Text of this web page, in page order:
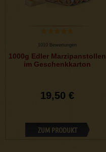
1010 Bewertungen
1000g Edler Marzipanstollen
im Geschenkkarton
19,50 €
ZUM PRODUKT